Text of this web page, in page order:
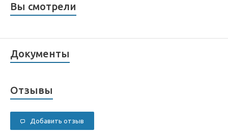
Вы смотрели
Документы
Отзывы
Добавить отзыв